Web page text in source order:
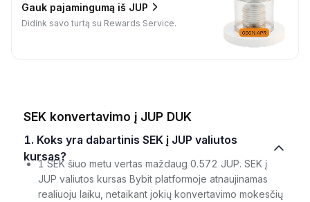
Gauk pajamingumą iš JUP
Didink savo turtą su Rewards Service.
SEK konvertavimo į JUP DUK
1. Koks yra dabartinis SEK į JUP valiutos
kursas?
1 SEK šiuo metu vertas maždaug 0.572 JUP. SEK į
JUP valiutos kursas Bybit platformoje atnaujinamas
realiuoju laiku, netaikant jokių konvertavimo mokesčių